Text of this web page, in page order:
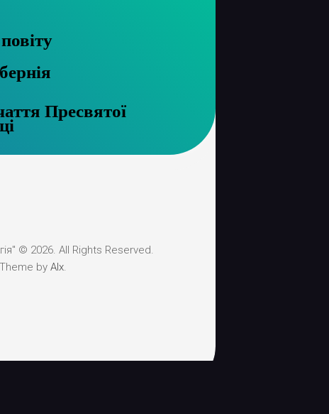
Пресвятої
© 2026. All Rights Reserved.
. Theme by Alx.